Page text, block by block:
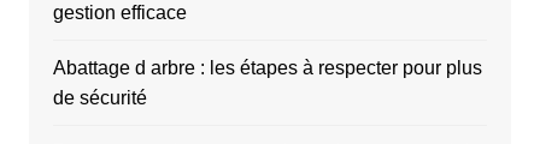
gestion efficace
Abattage d arbre : les étapes à respecter pour plus
de sécurité